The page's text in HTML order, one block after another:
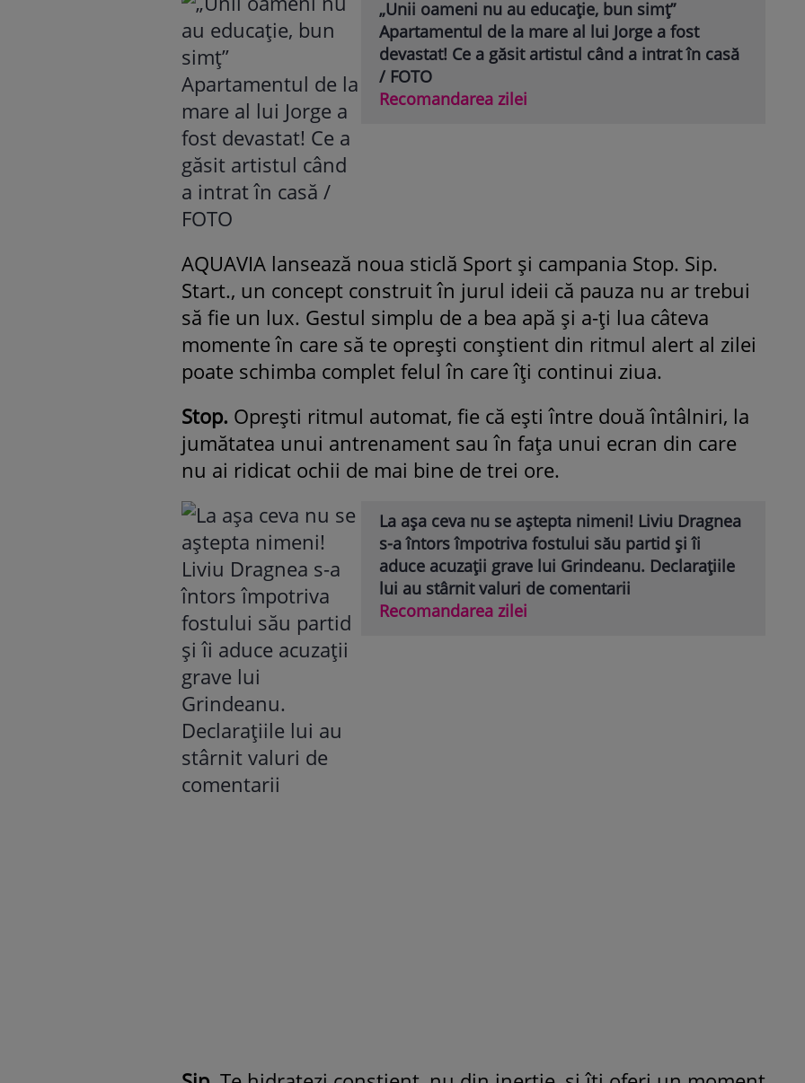
„Unii oameni nu au educație, bun simț”
Apartamentul de la mare al lui Jorge a fost
devastat! Ce a găsit artistul când a intrat în casă
/ FOTO
Recomandarea zilei
AQUAVIA lansează noua sticlă Sport și campania Stop. Sip.
Start., un concept construit în jurul ideii că pauza nu ar trebui
să fie un lux. Gestul simplu de a bea apă și a-ți lua câteva
momente în care să te oprești conștient din ritmul alert al zilei
poate schimba complet felul în care îți continui ziua.
Stop. Oprești ritmul automat, fie că ești între două întâlniri, la
jumătatea unui antrenament sau în fața unui ecran din care
nu ai ridicat ochii de mai bine de trei ore.
La așa ceva nu se aștepta nimeni! Liviu Dragnea
s-a întors împotriva fostului său partid și îi
aduce acuzații grave lui Grindeanu. Declarațiile
lui au stârnit valuri de comentarii
Recomandarea zilei